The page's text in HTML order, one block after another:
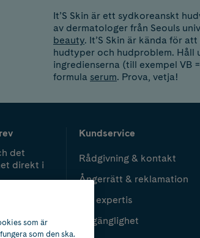
It’S Skin är ett sydkoreanskt
av dermatologer från Seouls
beauty. It’S Skin är kända för
hudtyper och hudproblem. Håll
ingredienserna (till exempel VB
formula serum. Prova, vetja!
det
direkt i
Kundservice
Rådgivning & kontakt
Ångerrätt & reklamation
Vår expertis
Tillgänglighet
som är
som den ska.